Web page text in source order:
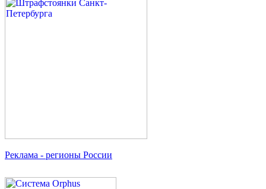
Реклама - регионы России